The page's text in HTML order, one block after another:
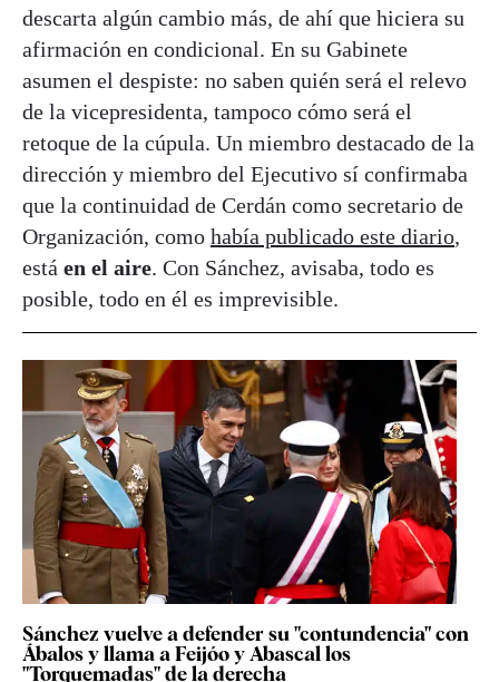
descarta algún cambio más, de ahí que hiciera su
afirmación en condicional. En su Gabinete
asumen el despiste: no saben quién será el relevo
de la vicepresidenta, tampoco cómo será el
retoque de la cúpula. Un miembro destacado de la
dirección y miembro del Ejecutivo sí confirmaba
que la continuidad de Cerdán como secretario de
Organización, como había publicado este diario,
está en el aire. Con Sánchez, avisaba, todo es
posible, todo en él es imprevisible.
Sánchez vuelve a defender su "contundencia" con
Ábalos y llama a Feijóo y Abascal los
"Torquemadas" de la derecha